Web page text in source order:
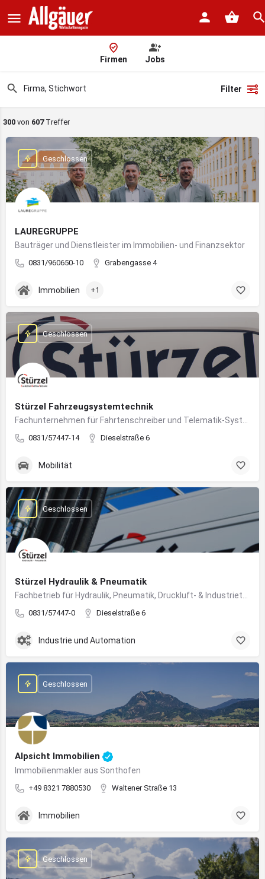
Firmen Jobs
Filter
300 von 607Treffer
LAUREGRUPPE
Bauträger und Dienstleister im Immobilien- und Finanzsektor
0831/960650-10 Grabengasse 4
Geschlossen
Immobilien +1
Stürzel Fahrzeugsystemtechnik
0831/57447-14 Dieselstraße 6
Geschlossen
Mobilität
Stürzel Hydraulik & Pneumatik
0831/57447-0 Dieselstraße 6
Geschlossen
Industrie und Automation
Alpsicht Immobilien
Immobilienmakler aus Sonthofen
+49 8321 7880530 Waltener Straße 13
Geschlossen
Immobilien
Geschlossen